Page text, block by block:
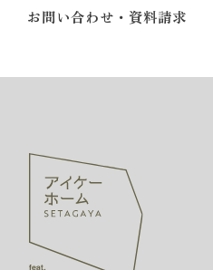
お問い合わせ・資料請求